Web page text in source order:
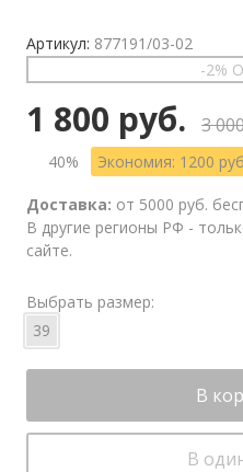
Артикул: 877191/03-02
-2%
1 800 руб. 3
40% Экономия: 1200
Доставка: от 5000 руб.
В другие регионы РФ -
сайте.
Выбрать размер:
39
В
В